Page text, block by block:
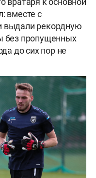
вместе с
выдали рекордную
без пропущенных
до сих пор не